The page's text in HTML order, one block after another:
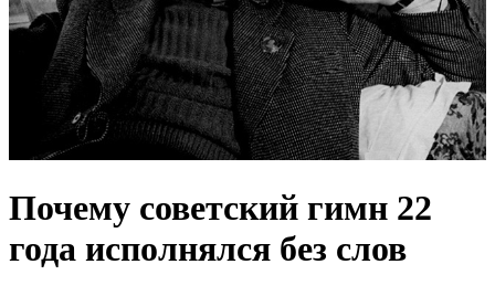
Почему советский гимн 22
года исполнялся без слов